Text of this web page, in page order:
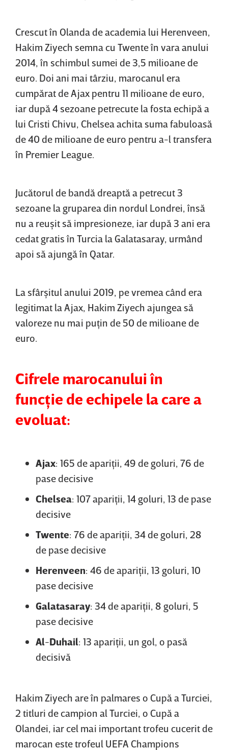
Crescut în Olanda de academia lui Herenveen,
Hakim Ziyech semna cu Twente în vara anului
2014, în schimbul sumei de 3,5 milioane de
euro. Doi ani mai târziu, marocanul era
cumpărat de Ajax pentru 11 milioane de euro,
iar după 4 sezoane petrecute la fosta echipă a
lui Cristi Chivu, Chelsea achita suma fabuloasă
de 40 de milioane de euro pentru a-l transfera
în Premier League.
Jucătorul de bandă dreaptă a petrecut 3
sezoane la gruparea din nordul Londrei, însă
nu a reuşit să impresioneze, iar după 3 ani era
cedat gratis în Turcia la Galatasaray, urmând
apoi să ajungă în Qatar.
La sfârşitul anului 2019, pe vremea când era
legitimat la Ajax, Hakim Ziyech ajungea să
valoreze nu mai puţin de 50 de milioane de
euro.
Cifrele marocanului în
funcţie de echipele la care a
evoluat:
Ajax: 165 de apariţii, 49 de goluri, 76 de
pase decisive
Chelsea: 107 apariţii, 14 goluri, 13 de pase
decisive
Twente: 76 de apariţii, 34 de goluri, 28
de pase decisive
Herenveen: 46 de apariţii, 13 goluri, 10
pase decisive
Galatasaray: 34 de apariţii, 8 goluri, 5
pase decisive
Al-Duhail: 13 apariţii, un gol, o pasă
decisivă
Hakim Ziyech are în palmares o Cupă a Turciei,
2 titluri de campion al Turciei, o Cupă a
Olandei, iar cel mai important trofeu cucerit de
marocan este trofeul UEFA Champions